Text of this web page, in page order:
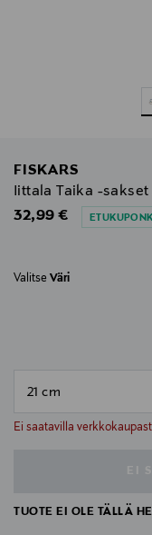
FISKARS
Iittala Taika -sakset
Original Price
32,99 €
Valitse Väri
Ei saatavilla
null
TUOTE EI OLE TÄLLÄ